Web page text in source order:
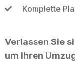
Komplette
Verlassen Sie
um Ihren